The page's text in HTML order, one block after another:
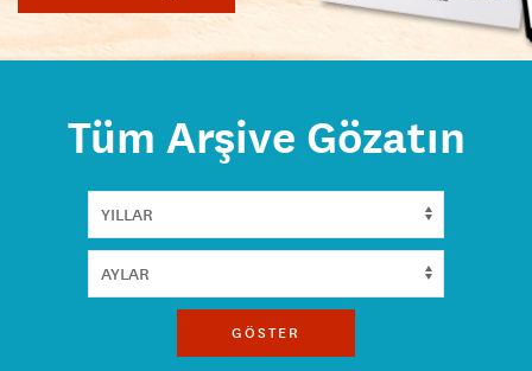
Tüm Arşive Gözatın
GÖSTER